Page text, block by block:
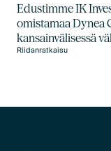
Edustimme IK
omistamaa Dynea
kansainvälisessä
Riidanratkaisu